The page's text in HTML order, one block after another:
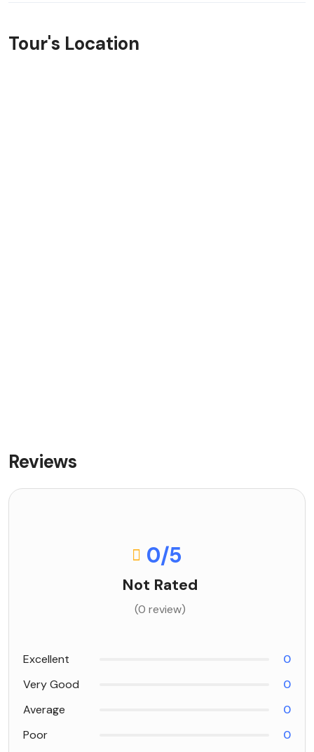
Tour's Location
Reviews
0/5
Not Rated
(0 review)
Excellent
0
Very Good
0
Average
0
Poor
0